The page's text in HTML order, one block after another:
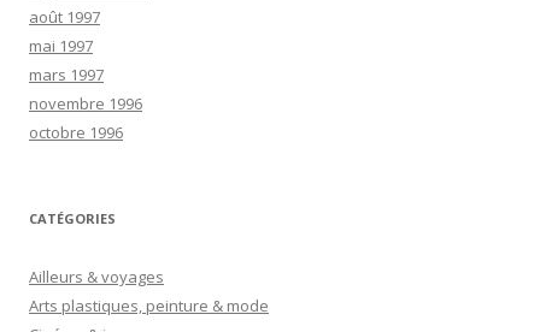
août 1997
mai 1997
mars 1997
novembre 1996
octobre 1996
CATÉGORIES
Ailleurs & voyages
Arts plastiques, peinture & mode